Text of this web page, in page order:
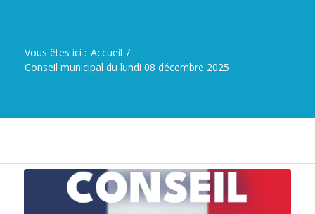
Vous êtes ici : Accueil /
Conseil municipal du lundi 08 décembre 2025